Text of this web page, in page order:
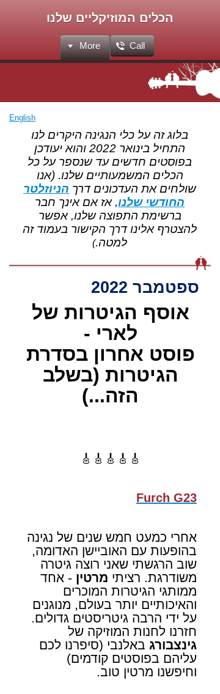
הכלים המוזיקליים שלנו
Call
More
English
בלוג זה על כלי הנגינה היקרים לנו
התחיל בינואר 2022 והוא יעודכן
בפוסטים חדשים עד שנספר על כל
הכלים המשמעותיים שלנו. (אנו
שולחים את העדכונים דרך הניוזלטר
החודשי שלנו, אז אם אינך חבר
ברשימת התפוצה שלנו, אפשר
להצטרף אלינו דרך הקישור בעמוד זה
למטה.
)
ספטמבר 2022
אוסף הגיטרות של
לארי -
פוסט אחרון בסדרת
הגיטרות (בשלב
הזה...)
🎸🎸🎸🎸🎸
Furch G23
אחרי כמעט חמש שנים של נגינה
בהופעות עם האוביישן האדומה,
שוב הרגשתי שאני רוצה גיטרה
משודרגת. רציתי מרטין - אחד
ממותגי הגיטרות המוכרים
והאיכותיים יותר בעולם, מנוגנים
על ידי הרבה גיטריסטים גדולים.
חזרנו לחנות המוזיקה של
גינצבורג באלנבי (סיפרנו לכם
עליהם בפוסטים קודמים)
וחיפשנו מרטין טוב.